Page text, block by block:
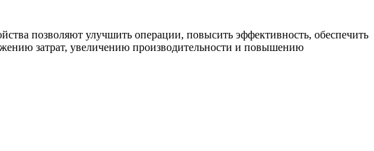
позволяют улучшить операции, повысить эффективность, обеспечить
затрат, увеличению производительности и повышению